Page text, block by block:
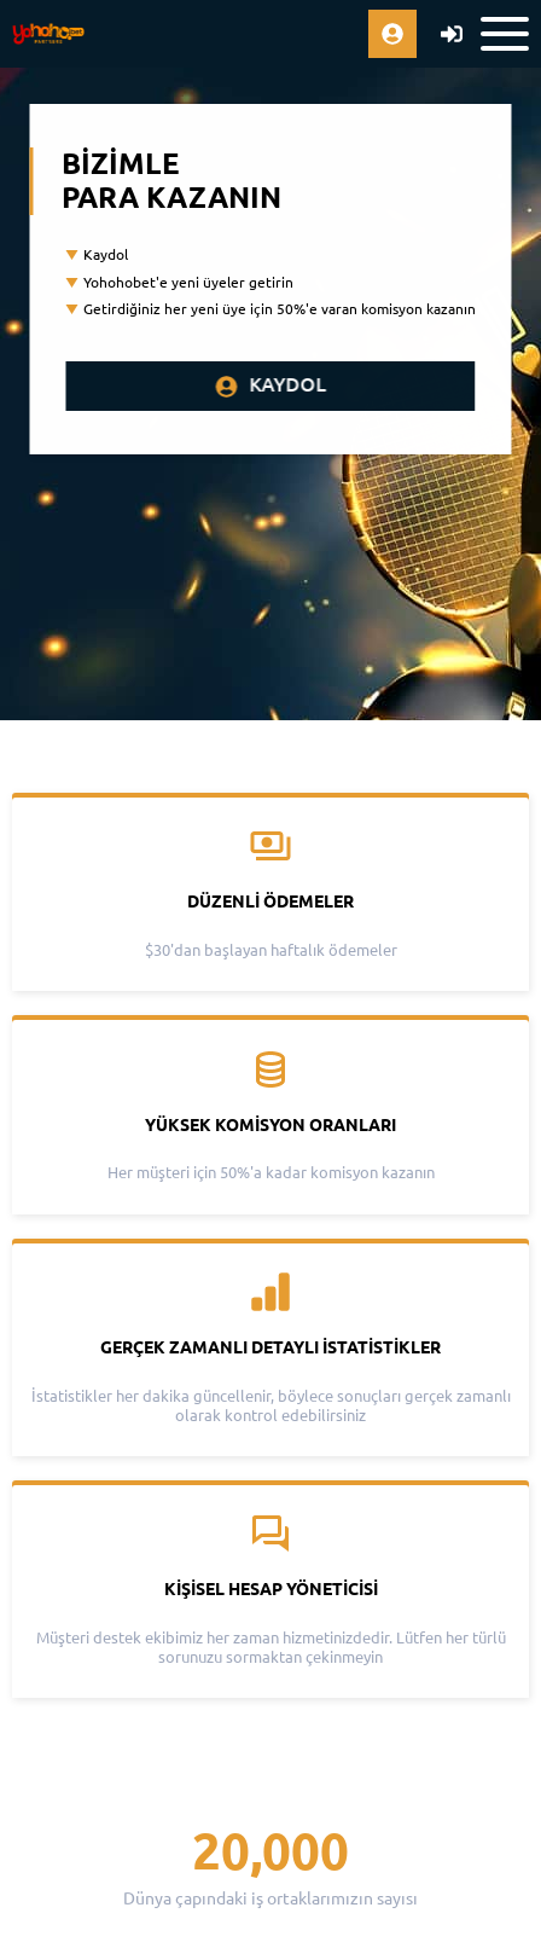
BIZIMLE
PARA KAZANIN
Kaydol
Yohohobet'e yeni üyeler getirin
Getirdiğiniz her yeni üye için 50%'e varan komisyon kazanın
KAYDOL
DÜZENLI ÖDEMELER
$30'dan başlayan haftalık ödemeler
YÜKSEK KOMISYON ORANLARI
Her müşteri için 50%'a kadar komisyon kazanın
GERÇEK ZAMANLI DETAYLI İSTATISTIKLER
İstatistikler her dakika güncellenir, böylece sonuçları gerçek zamanlı
olarak kontrol edebilirsiniz
KIŞISEL HESAP YÖNETICISI
Müşteri destek ekibimiz her zaman hizmetinizdedir. Lütfen her türlü
sorunuzu sormaktan çekinmeyin
20,000
Dünya çapındaki iş ortaklarımızın sayısı